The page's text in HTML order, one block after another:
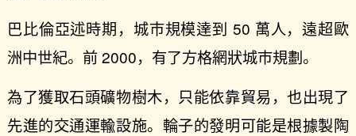
巴比倫亞述時期，城市規模達到 50 萬人，遠超歐
洲中世紀。前 2000，有了方格網狀城市規劃。
為了獲取石頭礦物樹木，只能依靠貿易，也出現了
先進的交通運輸設施。輪子的發明可能是根據製陶